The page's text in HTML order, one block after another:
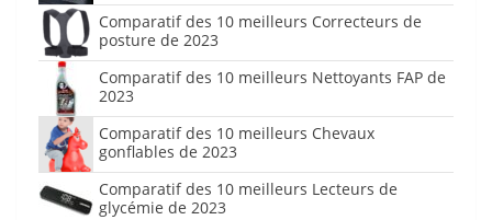
Comparatif des 10 meilleurs Correcteurs de
posture de 2023
Comparatif des 10 meilleurs Nettoyants FAP de
2023
Comparatif des 10 meilleurs Chevaux
gonflables de 2023
Comparatif des 10 meilleurs Lecteurs de
glycémie de 2023